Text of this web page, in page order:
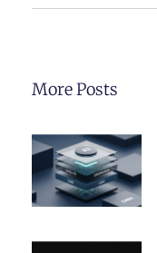
More Posts